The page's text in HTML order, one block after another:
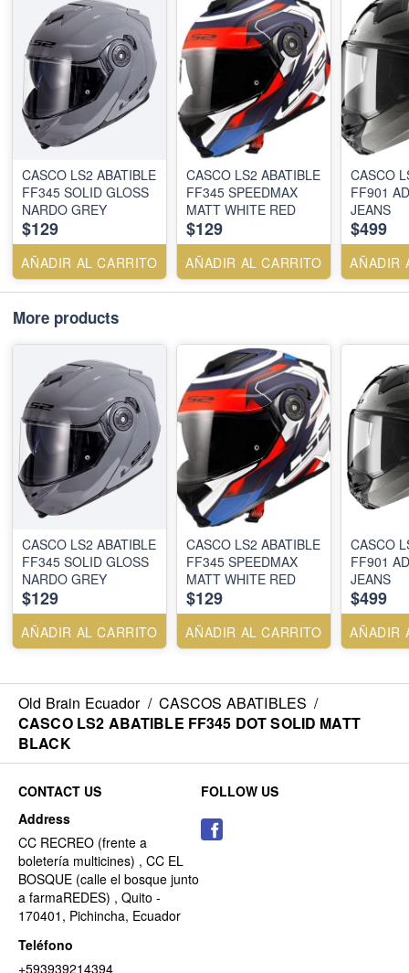
CASCO LS2 ABATIBLE
FF345 SOLID GLOSS
NARDO GREY
$129
AÑADIR AL CARRITO
CASCO LS2 ABATIBLE
FF345 SPEEDMAX
MATT WHITE RED
$129
AÑADIR AL CARRITO
CASCO
FF901
JEANS
$499
AÑADIR
More products
CASCO LS2 ABATIBLE
FF345 SOLID GLOSS
NARDO GREY
$129
AÑADIR AL CARRITO
CASCO LS2 ABATIBLE
FF345 SPEEDMAX
MATT WHITE RED
$129
AÑADIR AL CARRITO
CASCO
FF901
JEANS
$499
AÑADIR
Old Brain Ecuador / CASCOS ABATIBLES /
CASCO LS2 ABATIBLE FF345 DOT SOLID MATT
BLACK
CONTACT US
Address
CC RECREO (frente a
boletería multicines) , CC EL
BOSQUE (calle el bosque junto
a farmaREDES) , Quito -
170401, Pichincha, Ecuador
Teléfono
+593939214394
FOLLOW US